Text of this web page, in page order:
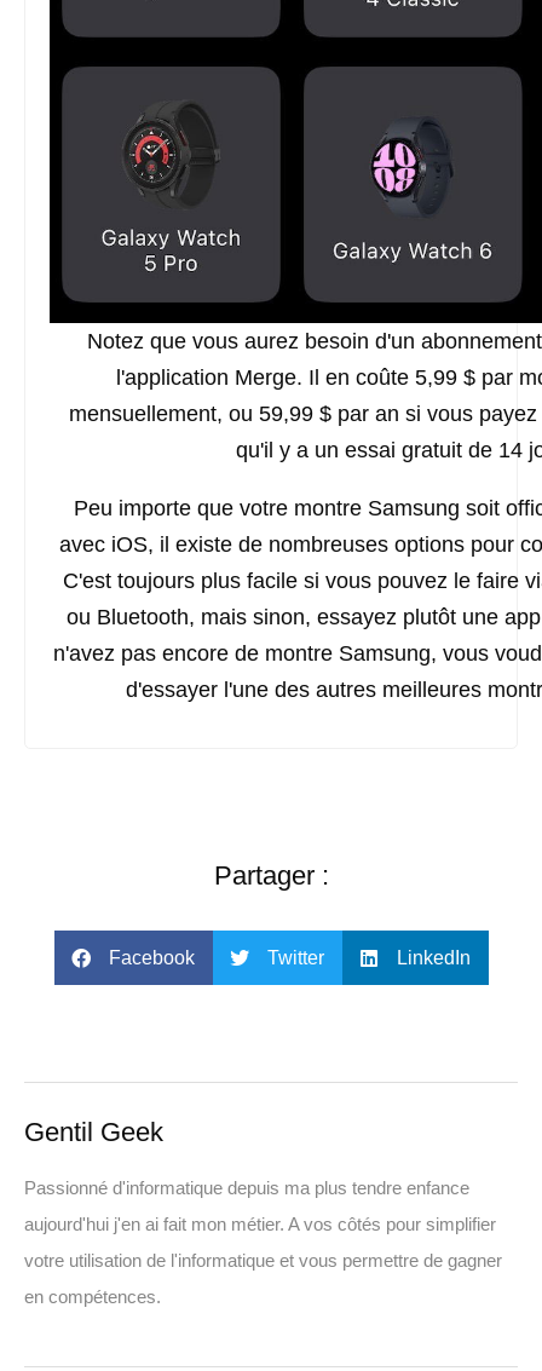
Notez que vous aurez besoin d'un
l'application Merge. Il en coûte 5,99 $ par
mensuellement, ou 59,99 $ par an si vous
qu'il y a un essai gratuit de 14
Peu importe que votre montre Samsung soit
avec iOS, il existe de nombreuses options pour
C'est toujours plus facile si vous pouvez le faire
ou Bluetooth, mais sinon, essayez plutôt une
n'avez pas encore de montre Samsung, vous
d'essayer l'une des autres meilleures
Partager :
Facebook Twitter LinkedIn
Gentil Geek
Passionné d'informatique depuis ma plus tendre enfance
aujourd'hui j'en ai fait mon métier. A vos côtés pour simplifier
votre utilisation de l'informatique et vous permettre de gagner
en compétences.